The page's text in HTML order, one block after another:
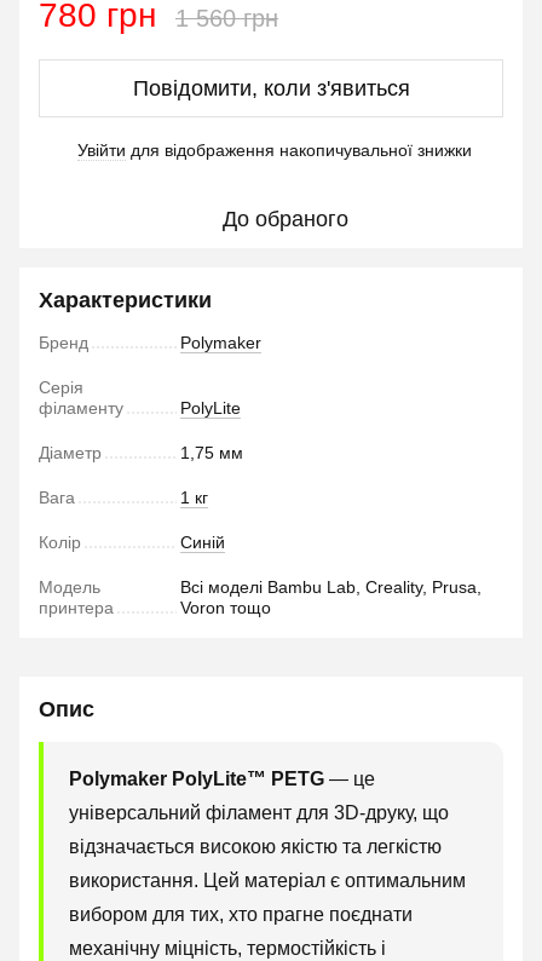
780 грн 1 560 грн
Повідомити, коли з'явиться
Увійти для відображення накопичувальної знижки
До обраного
Характеристики
Бренд Polymaker
Серія
філаменту
PolyLite
Діаметр 1,75 мм
Вага 1 кг
Колір Синій
Модель
принтера
Всі моделі Bambu Lab, Creality, Prusa,
Voron тощо
Опис
Polymaker PolyLite™ PETG — це
універсальний філамент для 3D-друку, що
відзначається високою якістю та легкістю
використання. Цей матеріал є оптимальним
вибором для тих, хто прагне поєднати
механічну міцність, термостійкість і